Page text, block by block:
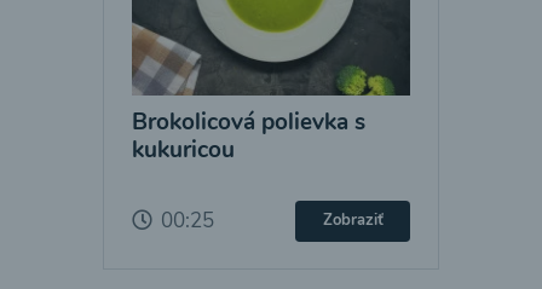
Brokolicová polievka s
kukuricou
00:25 Zobraziť